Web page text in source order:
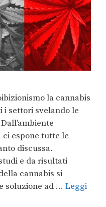
la cannabis
i settori svelando le
ci espone tutte le
discussa.
e da risultati
cannabis si
soluzione ad … Leggi